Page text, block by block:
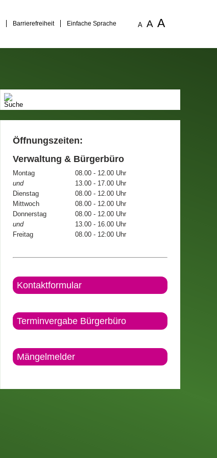
Barrierefreiheit Einfache Sprache A A A
Öffnungszeiten:
Verwaltung & Bürgerbüro
Montag
08.00 - 12.00 Uhr
und
13.00 - 17.00 Uhr
Dienstag
08.00 - 12.00 Uhr
Mittwoch
08.00 - 12.00 Uhr
Donnerstag
08.00 - 12.00 Uhr
und
13.00 - 16.00 Uhr
Freitag
08.00 - 12:00 Uhr
Kontaktformular
Terminvergabe Bürgerbüro
Mängelmelder